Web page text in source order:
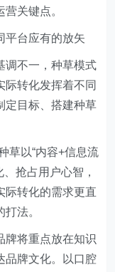
关键点。
平台应有的放矢
调不一，种草模式
际转化发挥着不同
定目标、搭建种草
草以“内容+信息流
抢占用户心智，
际转化的需求更直
法。
牌将重点放在知识
品牌文化。以口腔